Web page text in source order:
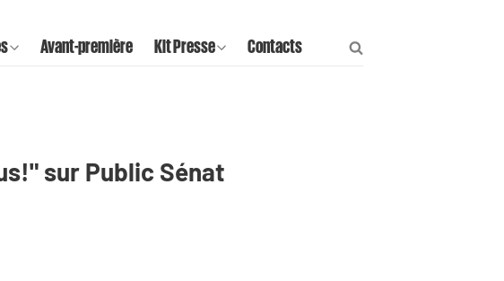
Avant-première Kit Presse Contacts
sur Public Sénat